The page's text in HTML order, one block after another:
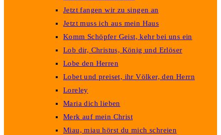
Jetzt fangen wir zu singen an
Jetzt muss ich aus mein Haus
Komm Schöpfer Geist, kehr bei uns ein
Lob dir, Christus, König und Erlöser
Lobe den Herren
Lobet und preiset, ihr Völker, den Herrn
Loreley
Maria dich lieben
Merk auf mein Christ
Miau, miau hörst du mich schreien